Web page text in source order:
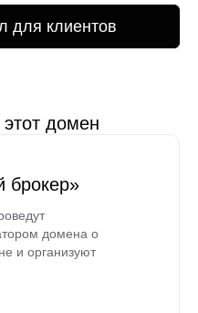
для клиентов
этот домен
брокер»
домена о
и организуют